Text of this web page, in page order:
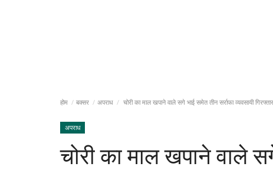
होम बक्सर अपराध चोरी का माल खपाने वाले सगे भाई समेत तीन सर्राफा व्यवसायी
अपराध
चोरी का माल खपाने वाले